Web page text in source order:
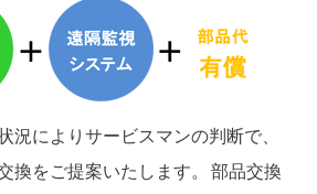
況によりサービスマンの判断で、
換をご提案いたします。 部品交換